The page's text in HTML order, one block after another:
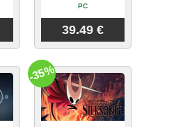
PC
39.49 €
-35%